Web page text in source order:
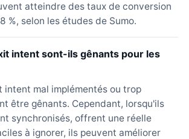
atteindre des taux de conversion
%, selon les études de Sumo.
intent sont-ils gênants pour les
intent mal implémentés ou trop
être gênants. Cependant, lorsqu'ils
synchronisés, offrent une réelle
à ignorer, ils peuvent améliorer